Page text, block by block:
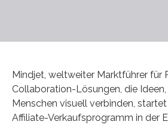
Mindjet, weltweiter Marktführer für
Collaboration-Lösungen, die
Menschen visuell verbinden,
Affiliate-Verkaufsprogramm in der